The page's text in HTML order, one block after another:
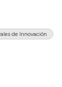
de Innovación